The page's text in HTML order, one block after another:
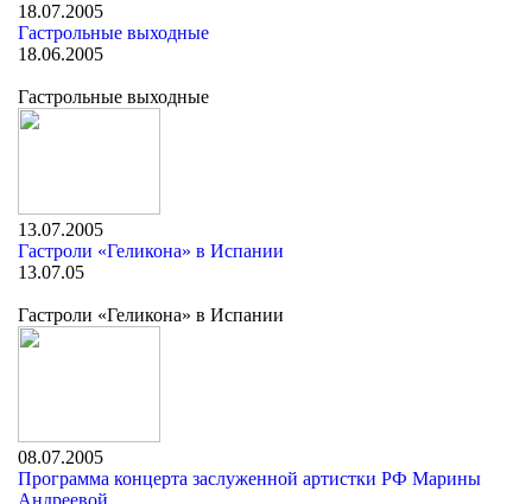
18.07.2005
Гастрольные выходные
18.06.2005
Гастрольные выходные
13.07.2005
Гастроли «Геликона» в Испании
13.07.05
Гастроли «Геликона» в Испании
08.07.2005
Программа концерта заслуженной артистки РФ Марины
Андреевой